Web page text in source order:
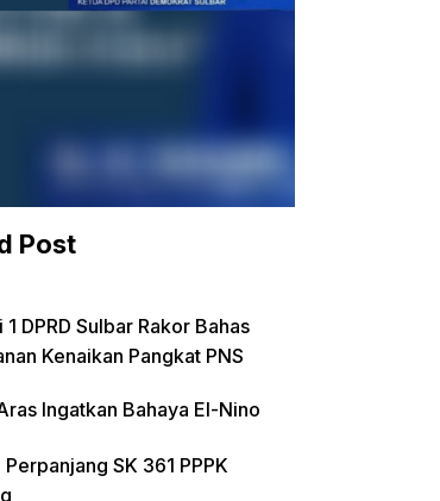
Post
1 DPRD Sulbar Rakor Bahas
Kenaikan Pangkat PNS
Ingatkan Bahaya El-Nino
SK 361 PPPK